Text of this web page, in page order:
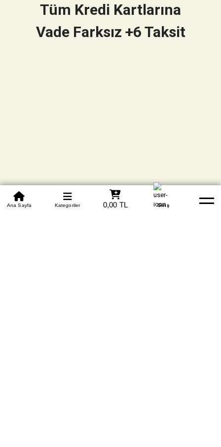
0850 305 09 70
Beden Tablosu Banka Hesapları Whatsapp Yardım
Ana Sayfa Kategoriler 0,00 TL Giriş
Tüm Kredi Kartlarına
Vade Farksız +6 Taksit